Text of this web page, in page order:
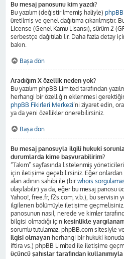
Bu mesaj panosunu kim yazdı?
Bu yazılım (değiştirilmemiş haliyle)
üretilmiş ve genel dağıtıma çıkarılmıştır.
License (Genel Kamu Lisansı), sürüm 2
serbestçe dağıtılabilir. Daha fazla detay
bakın.
Başa dön
Aradığım X özellik neden yok?
Bu yazılım phpBB Limited tarafından
herhangi bir özelliğin eklenmesi
phpBB Fikirleri Merkezi’ni ziyaret edin,
ya da yeni özellikler önerebilirsiniz.
Başa dön
Bu mesaj panosuyla ilgili hukuki
durumlarda kime başvurabilirim?
“Takım” sayfasında listelenmiş
için iletişime geçebilirsiniz. Eğer onlardan
alan adının sahibi ile (birwhois
ulaşılabilir) ya da, eğer bu mesaj panosu
Yahoo!, free.fr, f2s.com, v.b.), bu servisin
ilgilenen bölümüyle iletişime
panosunun nasıl, nerede ve kimler
bilgisi olmadığı için kesinlikle
sorumlu tutulamaz. phpBB.com sitesiyle
ilgisi olmayan herhangi bir hukuki
iftira vs.) phpBB Limited ile iletişime
üçüncü şahıslar tarafından